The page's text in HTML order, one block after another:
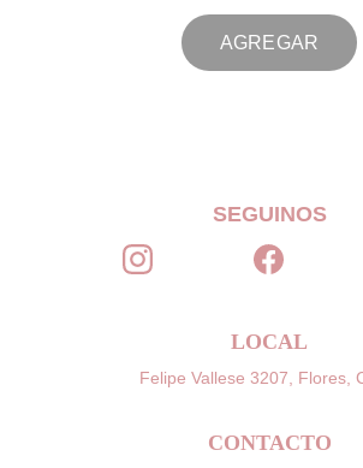
AGREGAR
SEGUINOS
CONTACTO
Felipe Vallese 3207, Flores,
LOCAL